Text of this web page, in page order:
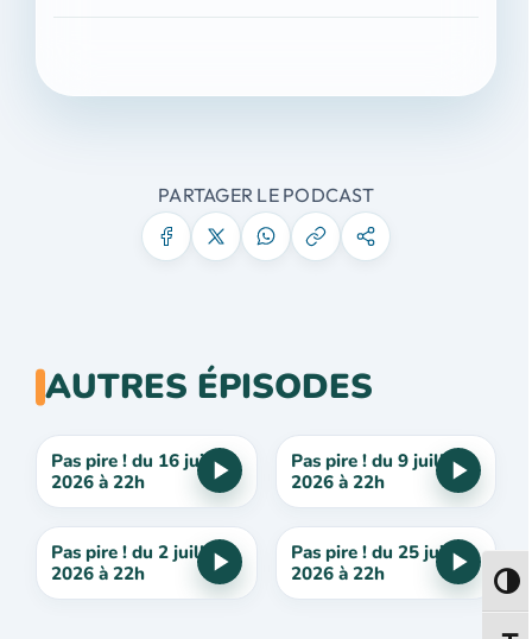
PARTAGER LE PODCAST
AUTRES ÉPISODES
Pas pire ! du 16 juillet
2026 à 22h
Pas pire ! du 9 juillet
2026 à 22h
Pas pire ! du 2 juillet
2026 à 22h
Pas pire ! du 25 juin
2026 à 22h